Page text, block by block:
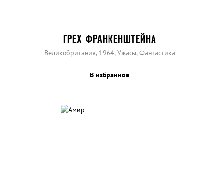
ГРЕХ ФРАНКЕНШТЕЙНА
Великобритания, 1964, Ужасы, Фантастика
В избранное